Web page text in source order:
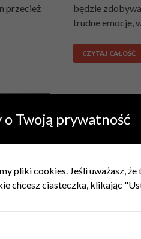
przecież
będzie
trudne emocje,
CZYTAJ CAŁOŚĆ
o Twoją prywatność
pliki cookies. Jeśli uważasz,
chcesz ciasteczka, klikając